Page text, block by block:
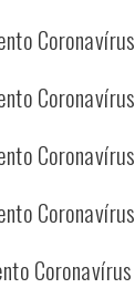
Coronavírus
Coronavírus
Coronavírus
Coronavírus
Coronavírus